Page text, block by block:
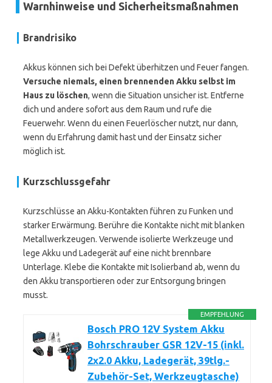
Warnhinweise und Sicherheitsmaßnahmen
Brandrisiko
Akkus können sich bei Defekt überhitzen und Feuer fangen.
Versuche niemals, einen brennenden Akku selbst im
Haus zu löschen, wenn die Situation unsicher ist. Entferne
dich und andere sofort aus dem Raum und rufe die
Feuerwehr. Wenn du einen Feuerlöscher nutzt, nur dann,
wenn du Erfahrung damit hast und der Einsatz sicher
möglich ist.
Kurzschlussgefahr
Kurzschlüsse an Akku-Kontakten führen zu Funken und
starker Erwärmung. Berühre die Kontakte nicht mit blanken
Metallwerkzeugen. Verwende isolierte Werkzeuge und
lege Akku und Ladegerät auf eine nicht brennbare
Unterlage. Klebe die Kontakte mit Isolierband ab, wenn du
den Akku transportieren oder zur Entsorgung bringen
musst.
EMPFEHLUNG
Bosch PRO 12V System Akku
Bohrschrauber GSR 12V-15 (inkl.
2x2.0 Akku, Ladegerät, 39tlg.-
Zubehör-Set, Werkzeugtasche)